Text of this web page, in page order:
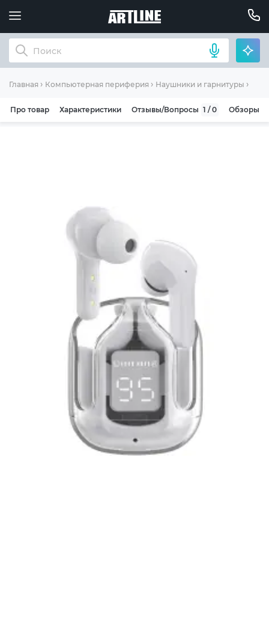
Главная Компьютерная периферия Наушники и гарнитуры
Про товар Характеристики Отзывы/Вопросы 1 / 0 Обзоры